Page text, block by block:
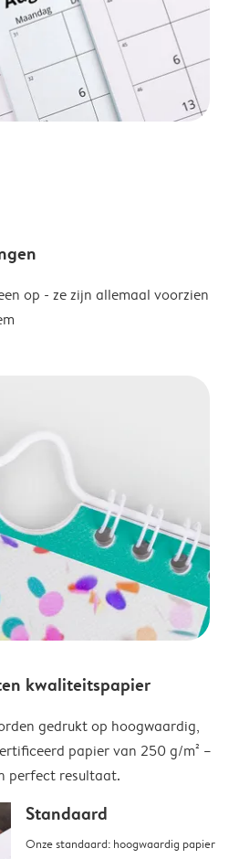
op - ze zijn allemaal voorzien
kwaliteitspapier
gedrukt op hoogwaardig,
papier van 250 g/m² –
perfect resultaat.
Standaard
Onze standaard: hoogwaardig papier